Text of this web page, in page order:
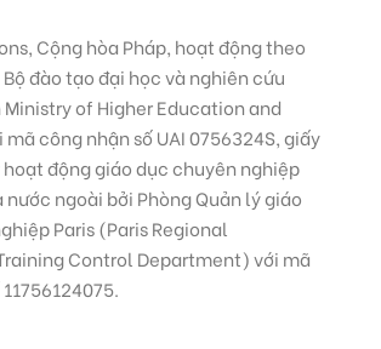
Cộng hòa Pháp, hoạt động theo
đào tạo đại học và nghiên cứu
of Higher Education and
công nhận số UAI 0756324S, giấy
hoạt động giáo dục chuyên nghiệp
ngoài bởi Phòng Quản lý giáo
Paris (Paris Regional
Control Department) với mã